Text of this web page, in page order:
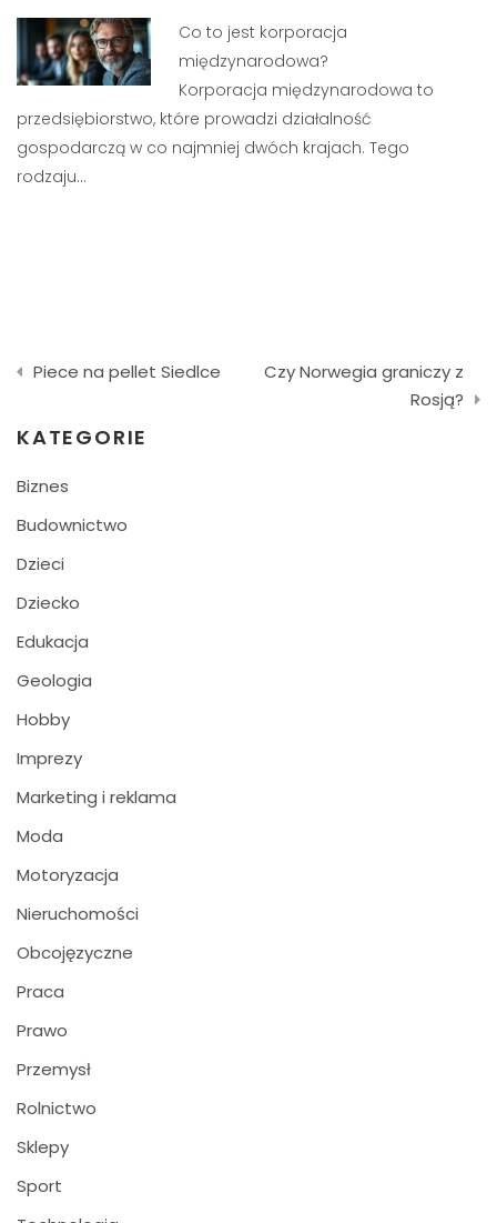
Co to jest korporacja
międzynarodowa?
Korporacja międzynarodowa to
przedsiębiorstwo, które prowadzi działalność
gospodarczą w co najmniej dwóch krajach. Tego
rodzaju…
Nawigacja
Piece na pellet Siedlce
Czy Norwegia graniczy z
Rosją?
KATEGORIE
Biznes
Budownictwo
Dzieci
Dziecko
Edukacja
Geologia
Hobby
Imprezy
Marketing i reklama
Moda
Motoryzacja
Nieruchomości
Obcojęzyczne
Praca
Prawo
Przemysł
Rolnictwo
Sklepy
Sport